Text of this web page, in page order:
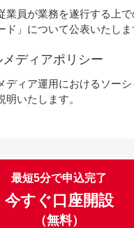
業員が業務を遂行する上
ド」について公表いたしま
ディアポリシー
ディア運用におけるソー
明いたします。
最短5分で申込完了
今すぐ口座開設
（無料）